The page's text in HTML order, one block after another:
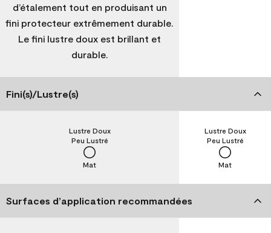
d’étalement tout en produisant un
fini protecteur extrêmement durable.
Le fini lustre doux est brillant et
durable.
Fini(s)/Lustre(s)
Mat
Peu Lustré
Lustre Doux
Mat
Peu Lustré
Lustre Doux
Surfaces d’application recommandées